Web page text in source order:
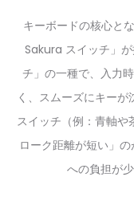
キーボードの核心と
Sakura スイッチ」
チ」の一種で、入力
く、スムーズにキー
スイッチ（例：青軸や
ローク距離が短い」
への負担が